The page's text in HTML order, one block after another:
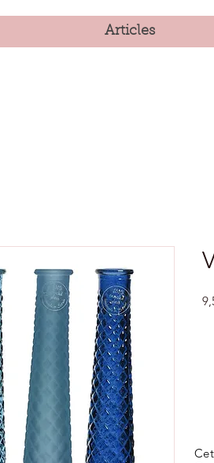
Articles